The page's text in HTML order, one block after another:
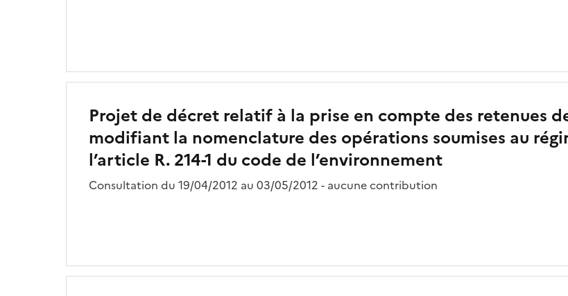
Projet de décret relatif à la prise en compte des retenues
modifiant la nomenclature des opérations soumises au
l’article R. 214-1 du code de l’environnement
Consultation du 19/04/2012 au 03/05/2012 - aucune contribution